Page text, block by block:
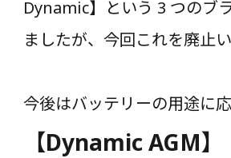
Dynamic】という 3 つのブ
ましたが、今回これを廃止い
今後はバッテリーの用途に
【Dynamic AGM】